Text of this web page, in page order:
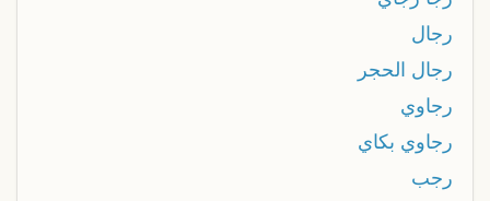
رجال
رجال الحجر
رجاوي
رجاوي بكاي
رجب